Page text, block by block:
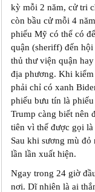
kỳ mỗi 2 năm, cử tri
còn bầu cử mỗi 4
phiếu Mỹ có thể có
quận (sheriff) đến
thủ thư viện quận
địa phương. Khi kiểm
phải chỉ có xanh
phiếu bưu tín là
Trump càng biết nên
tiên vì thế được gọi
Sau khi sương mù đỏ
lần lần xuất hiện.
Ngay trong 24 giờ
nơi. Dĩ nhiên là ai